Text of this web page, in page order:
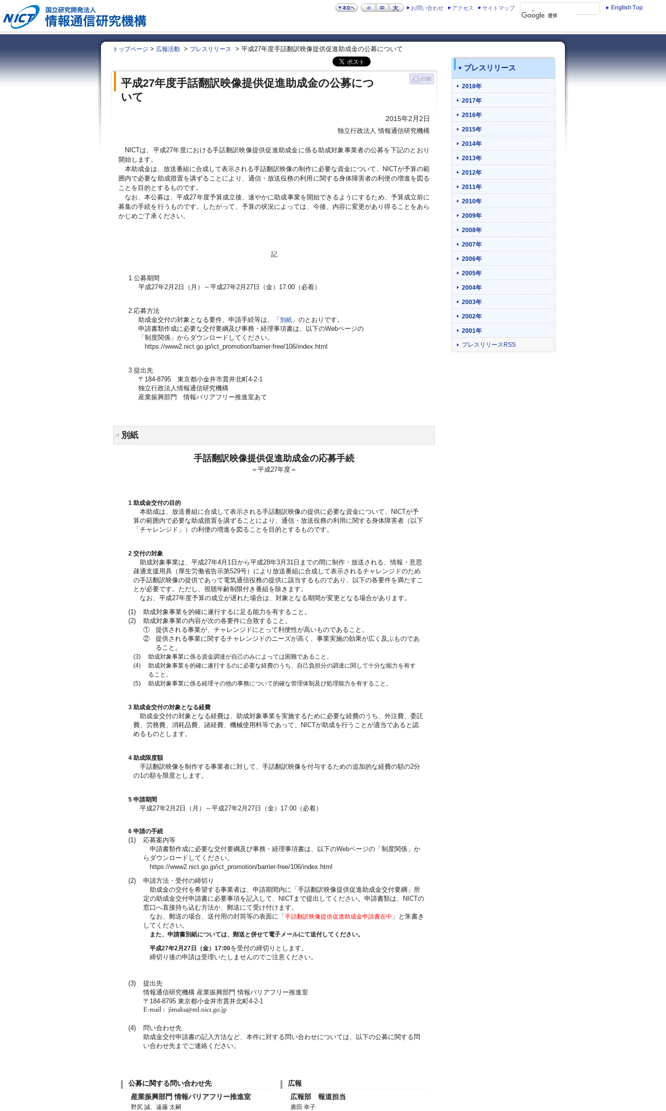
お問い合わせ アクセス サイトマップ
トップページ > 広報活動 > プレスリリース > 平成27年度手話翻訳映像提供促進助成金の公募について
平成27年度手話翻訳映像提供促進助成金の公募につ
いて
2015年2月2日
独立行政法人 情報通信研究機構
NICTは、平成27年度における手話翻訳映像提供促進助成金に係る助成対象事業者の公募を下記のとおり
開始します。
本助成金は、放送番組に合成して表示される手話翻訳映像の制作に必要な資金について、NICTが予算の範
囲内で必要な助成措置を講ずることにより、通信・放送役務の利用に関する身体障害者の利便の増進を図る
ことを目的とするものです。
なお、本公募は、平成27年度予算成立後、速やかに助成事業を開始できるようにするため、予算成立前に
募集の手続を行うものです。したがって、予算の状況によっては、今後、内容に変更があり得ることをあら
かじめご了承ください。
記
1.公募期間
平成27年2月2日（月）～平成27年2月27日（金）17:00（必着）
2.応募方法
助成金交付の対象となる要件、申請手続等は、「 別紙 」のとおりです。
申請書類作成に必要な交付要綱及び事務・経理事項書は、以下のWebページの
「制度関係」からダウンロードしてください。
https://www2.nict.go.jp/ict_promotion/barrier-free/106/index.html
3.提出先
〒184-8795 東京都小金井市貫井北町4-2-1
独立行政法人情報通信研究機構
産業振興部門 情報バリアフリー推進室あて
別紙
手話翻訳映像提供促進助成金の応募手続
＝平成27年度＝
1 助成金交付の目的
本助成は、放送番組に合成して表示される手話翻訳映像の提供に必要な資金について、NICTが予
算の範囲内で必要な助成措置を講ずることにより、通信・放送役務の利用に関する身体障害者（以下
「チャレンジド」）の利便の増進を図ることを目的とするものです。
2 交付の対象
助成対象事業は、平成27年4月1日から平成28年3月31日までの間に制作・放送される、情報・意思
疎通支援用具（厚生労働省告示第529号）により放送番組に合成して表示されるチャレンジドのため
の手話翻訳映像の提供であって電気通信役務の提供に該当するものであり、以下の各要件を満たすこ
とが必要です。ただし、視聴年齢制限付き番組を除きます。
なお、平成27年度予算の成立が遅れた場合は、対象となる期間が変更となる場合があります。
(1)
助成対象事業を的確に遂行するに足る能力を有すること。
(2)
助成対象事業の内容が次の各要件に合致すること。
①
提供される事業が、チャレンジドにとって利便性が高いものであること。
②
提供される事業に関するチャレンジドのニーズが高く、事業実施の効果が広く及ぶものであ
ること。
(3)
助成対象事業に係る資金調達が自己のみによっては困難であること。
(4)
助成対象事業を的確に遂行するのに必要な経費のうち、自己負担分の調達に関して十分な能力を有す
ること。
(5)
助成対象事業に係る経理その他の事務について的確な管理体制及び処理能力を有すること。
3 助成金交付の対象となる経費
助成金交付の対象となる経費は、助成対象事業を実施するために必要な経費のうち、外注費、委託
費、労務費、消耗品費、諸経費、機械使用料等であって、NICTが助成を行うことが適当であると認
めるものとします。
4 助成限度額
手話翻訳映像を制作する事業者に対して、手話翻訳映像を付与するための追加的な経費の額の2分
の1の額を限度とします。
5 申請期間
平成27年2月2日（月）～平成27年2月27日（金）17:00（必着）
6 申請の手続
(1)
応募案内等
申請書類作成に必要な交付要綱及び事務・経理事項書は、以下のWebページの「制度関係」か
らダウンロードしてください。
https://www2.nict.go.jp/ict_promotion/barrier-free/106/index.html
(2)
申請方法・受付の締切り
助成金の交付を希望する事業者は、申請期間内に「手話翻訳映像提供促進助成金交付要綱」所
定の助成金交付申請書に必要事項を記入して、NICTまで提出してください。申請書類は、NICTの
窓口へ直接持ち込む方法か、郵送にて受け付けます。
なお、郵送の場合、送付用の封筒等の表面に「 手話翻訳映像提供促進助成金申請書在中 」と朱書き
してください。
また、申請書別紙については、郵送と併せて電子メールにて送付してください。
平成27年2月27日（金）17:00を受付の締切りとします。
締切り後の申請は受理いたしませんのでご注意ください。
(3)
提出先
情報通信研究機構 産業振興部門 情報バリアフリー推進室
〒184-8795 東京都小金井市貫井北町4‐2‐1
(4)
問い合わせ先
助成金交付申請書の記入方法など、本件に対する問い合わせについては、以下の公募に関する問
い合わせ先までご連絡ください。
公募に関する問い合わせ先
産業振興部門 情報バリアフリー推進室
野尻 誠、遠藤 太嗣
広報
広報部 報道担当
廣田 幸子
プレスリリース
2018年
2017年
2016年
2015年
2014年
2013年
2012年
2011年
2010年
2009年
2008年
2007年
2006年
2005年
2004年
2003年
2002年
2001年
プレスリリースRSS